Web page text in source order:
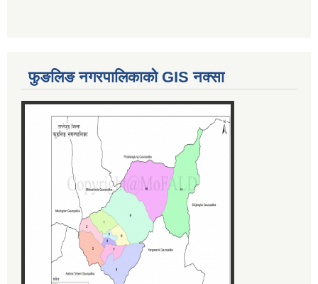
फुङलिङ नगरपालिकाको GIS नक्सा